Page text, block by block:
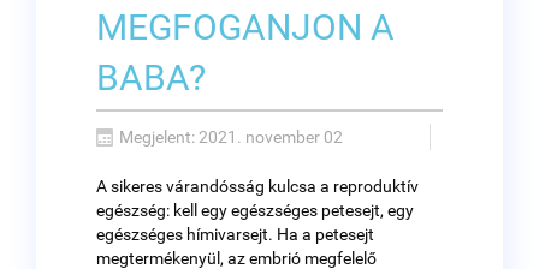
MEGFOGANJON A
BABA?
Megjelent: 2021. november 02
A sikeres várandósság kulcsa a reproduktív
egészség: kell egy egészséges petesejt, egy
egészséges hímivarsejt. Ha a petesejt
megtermékenyül, az embrió megfelelő